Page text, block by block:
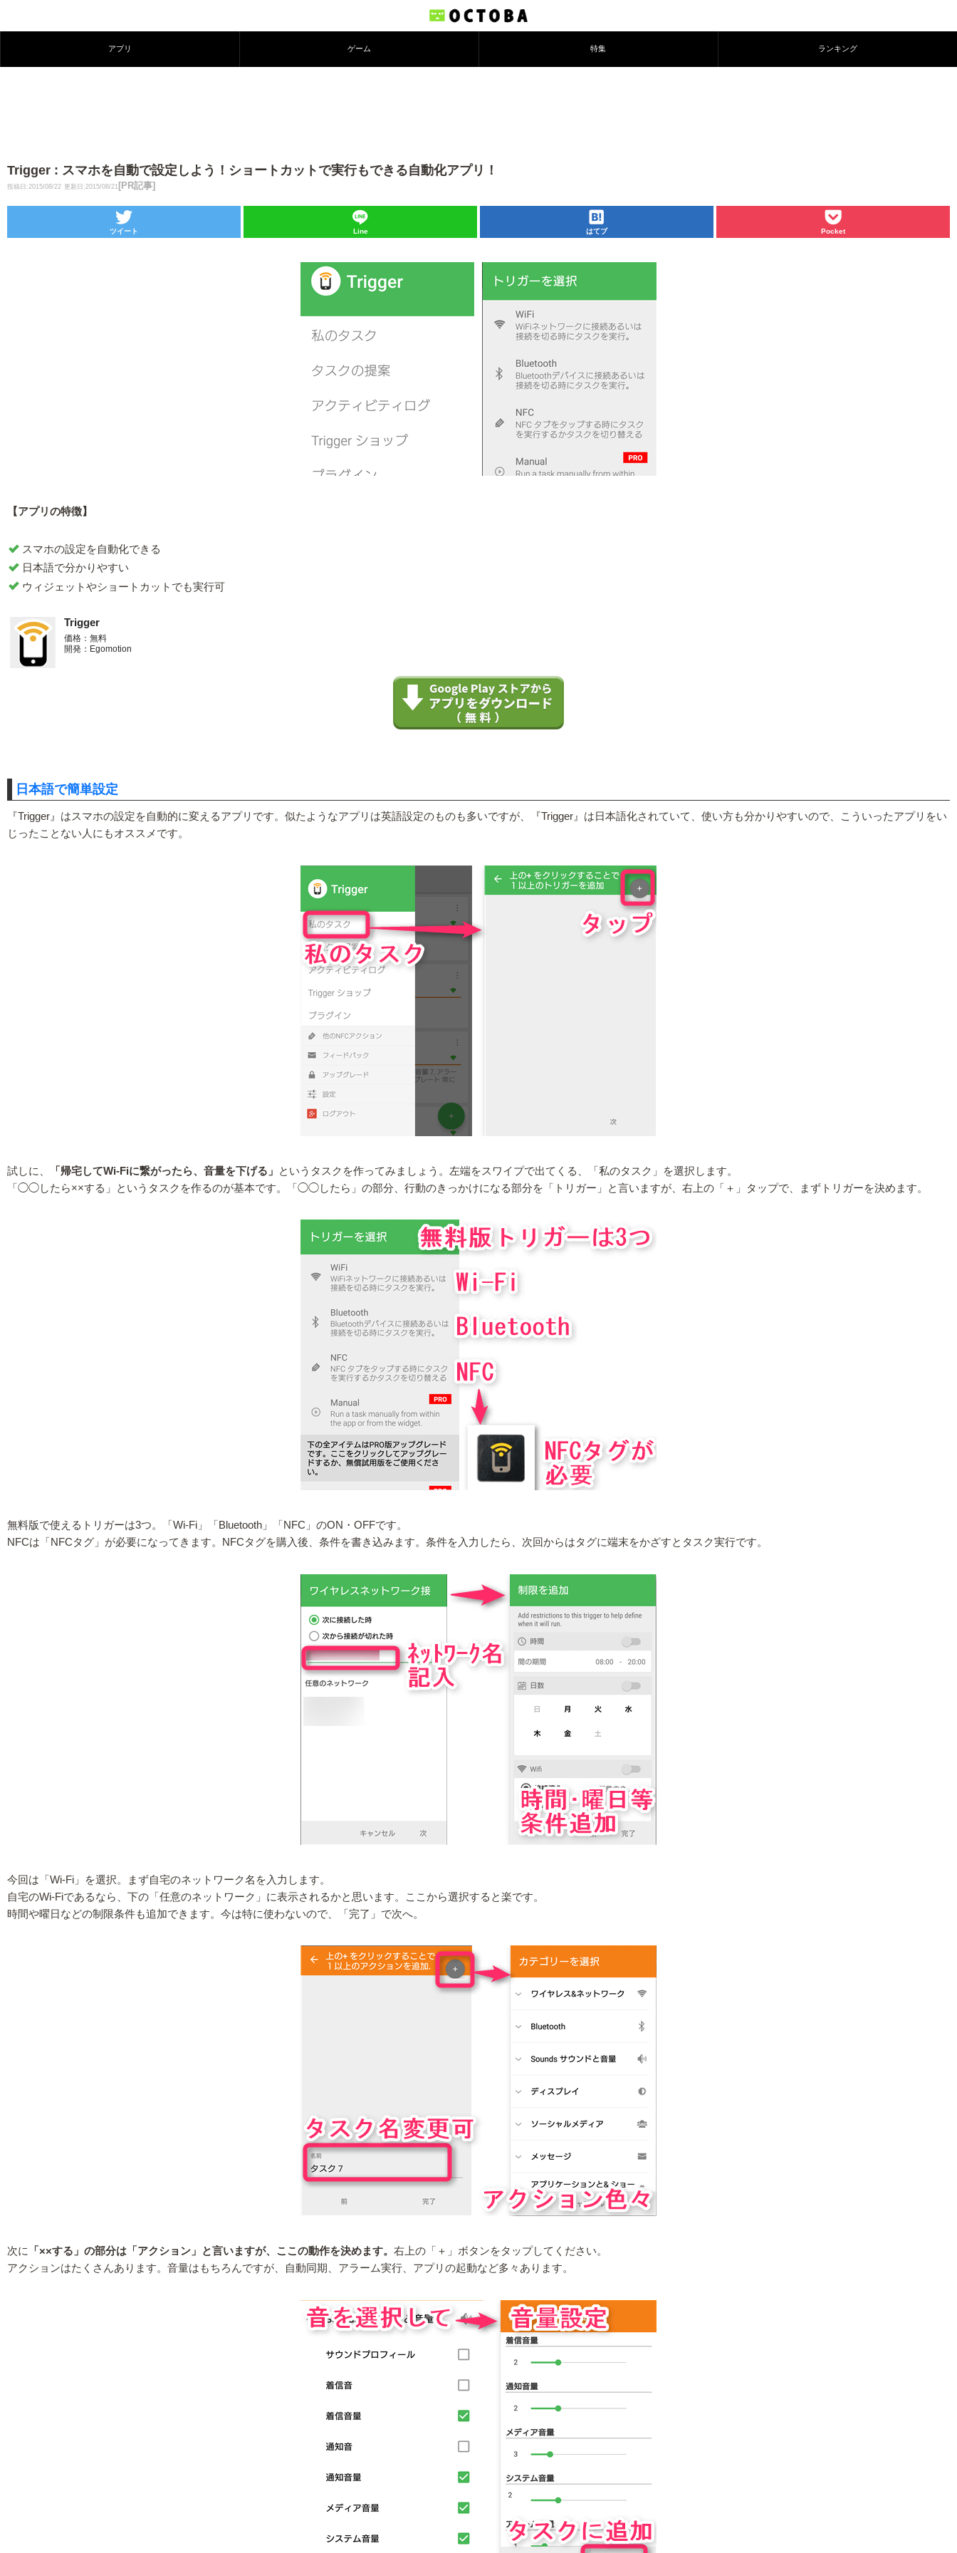
アプリ ゲーム 特集 ランキング
Trigger : スマホを自動で設定しよう！ショートカットで実行もできる自動化アプリ！
投稿日:2015/08/22 更新日:2015/08/21 [PR記事]
ツイート Line はてブ Pocket
【アプリの特徴】
スマホの設定を自動化できる
日本語で分かりやすい
ウィジェットやショートカットでも実行可
Trigger
価格：無料
開発：Egomotion
日本語で簡単設定
『Trigger』はスマホの設定を自動的に変えるアプリです。似たようなアプリは英語設定のものも多いですが、『Trigger』は日本語化されていて、使い方も分かりやすいので、こういったアプリをい
じったことない人にもオススメです。
試しに、 「帰宅してWi-Fiに繋がったら、音量を下げる」
というタスクを作ってみましょう。左端をスワイプで出てくる、「私のタスク」を選択します。
「◯◯したら××する」というタスクを作るのが基本です。「◯◯したら」の部分、行動のきっかけになる部分を「トリガー」と言いますが、右上の「＋」タップで、まずトリガーを決めます。
無料版で使えるトリガーは3つ。「Wi-Fi」「Bluetooth」「NFC」のON・OFFです。
NFCは「NFCタグ」が必要になってきます。NFCタグを購入後、条件を書き込みます。条件を入力したら、次回からはタグに端末をかざすとタスク実行です。
今回は「Wi-Fi」を選択。まず自宅のネットワーク名を入力します。
自宅のWi-Fiであるなら、下の「任意のネットワーク」に表示されるかと思います。ここから選択すると楽です。
時間や曜日などの制限条件も追加できます。今は特に使わないので、「完了」で次へ。
次に 「××する」の部分は「アクション」と言いますが、ここの動作を決めます。 右上の「＋」ボタンをタップしてください。
アクションはたくさんあります。音量はもちろんですが、自動同期、アラーム実行、アプリの起動など多々あります。